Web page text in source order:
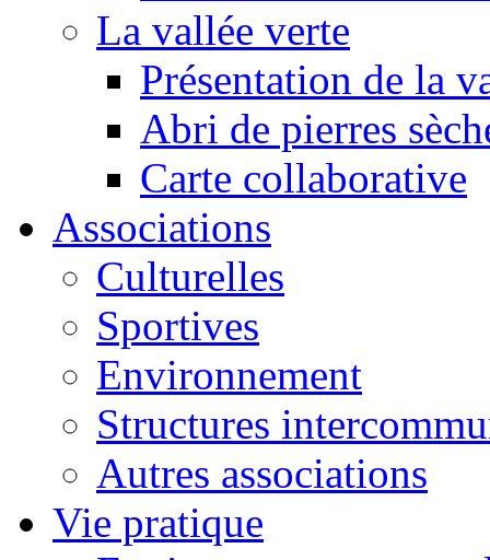
La vallée verte
Présentation de la
Abri de pierres
Carte collaborative
Associations
Culturelles
Sportives
Environnement
Structures
Autres associations
Vie pratique